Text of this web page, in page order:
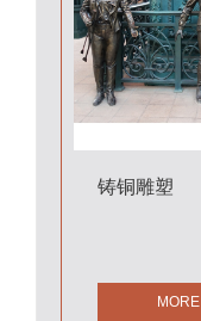
铸铜雕塑
MORE